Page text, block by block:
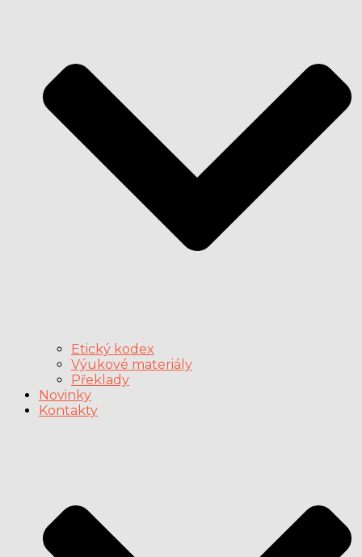
Etický kodex
Výukové materiály
Překlady
Novinky
Kontakty